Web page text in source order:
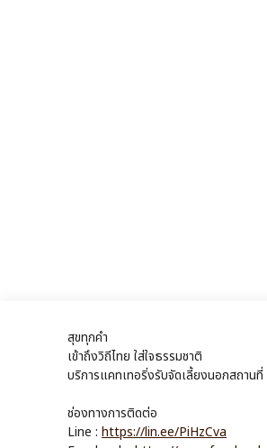
สุขทุกคำ
เข้าถึงวิถีไทย ใส่ใจธรรมชาติ
บริการแคทเทอริ่งรับจัดเลี้ยงนอกสถา
ช่องทางการติดต่อ
Line : https://lin.ee/PiHzCva